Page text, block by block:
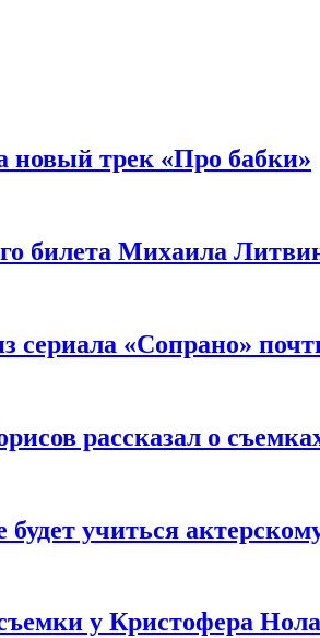
новый трек «Про бабки»
билета Михаила
«Сопрано»
рассказал о
учиться
у Кристофера